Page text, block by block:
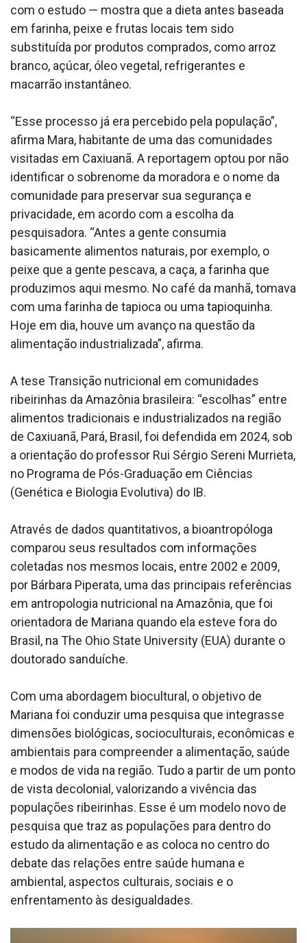
com o estudo — mostra que a dieta antes baseada
em farinha, peixe e frutas locais tem sido
substituída por produtos comprados, como arroz
branco, açúcar, óleo vegetal, refrigerantes e
macarrão instantâneo.
“Esse processo já era percebido pela população”,
afirma Mara, habitante de uma das comunidades
visitadas em Caxiuanã. A reportagem optou por não
identificar o sobrenome da moradora e o nome da
comunidade para preservar sua segurança e
privacidade, em acordo com a escolha da
pesquisadora. “Antes a gente consumia
basicamente alimentos naturais, por exemplo, o
peixe que a gente pescava, a caça, a farinha que
produzimos aqui mesmo. No café da manhã, tomava
com uma farinha de tapioca ou uma tapioquinha.
Hoje em dia, houve um avanço na questão da
alimentação industrializada”, afirma.
A tese Transição nutricional em comunidades
ribeirinhas da Amazônia brasileira: “escolhas” entre
alimentos tradicionais e industrializados na região
de Caxiuanã, Pará, Brasil, foi defendida em 2024, sob
a orientação do professor Rui Sérgio Sereni Murrieta,
no Programa de Pós-Graduação em Ciências
(Genética e Biologia Evolutiva) do IB.
Através de dados quantitativos, a bioantropóloga
comparou seus resultados com informações
coletadas nos mesmos locais, entre 2002 e 2009,
por Bárbara Piperata, uma das principais referências
em antropologia nutricional na Amazônia, que foi
orientadora de Mariana quando ela esteve fora do
Brasil, na The Ohio State University (EUA) durante o
doutorado sanduíche.
Com uma abordagem biocultural, o objetivo de
Mariana foi conduzir uma pesquisa que integrasse
dimensões biológicas, socioculturais, econômicas e
ambientais para compreender a alimentação, saúde
e modos de vida na região. Tudo a partir de um ponto
de vista decolonial, valorizando a vivência das
populações ribeirinhas. Esse é um modelo novo de
pesquisa que traz as populações para dentro do
estudo da alimentação e as coloca no centro do
debate das relações entre saúde humana e
ambiental, aspectos culturais, sociais e o
enfrentamento às desigualdades.